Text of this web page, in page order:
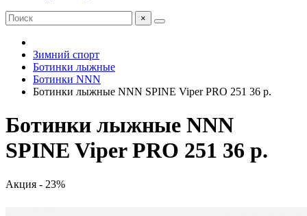
×
Зимний спорт
Ботинки лыжные
Ботинки NNN
Ботинки лыжные NNN SPINE Viper PRO 251 36 р.
Ботинки лыжные NNN
SPINE Viper PRO 251 36 р.
Акция - 23%